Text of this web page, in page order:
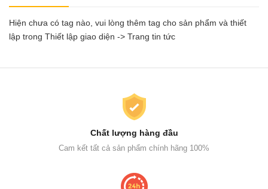
Hiện chưa có tag nào, vui lòng thêm tag cho sản phẩm và thiết
lập trong Thiết lập giao diện -> Trang tin tức
Chất lượng hàng đầu
Cam kết tất cả sản phẩm chính hãng 100%